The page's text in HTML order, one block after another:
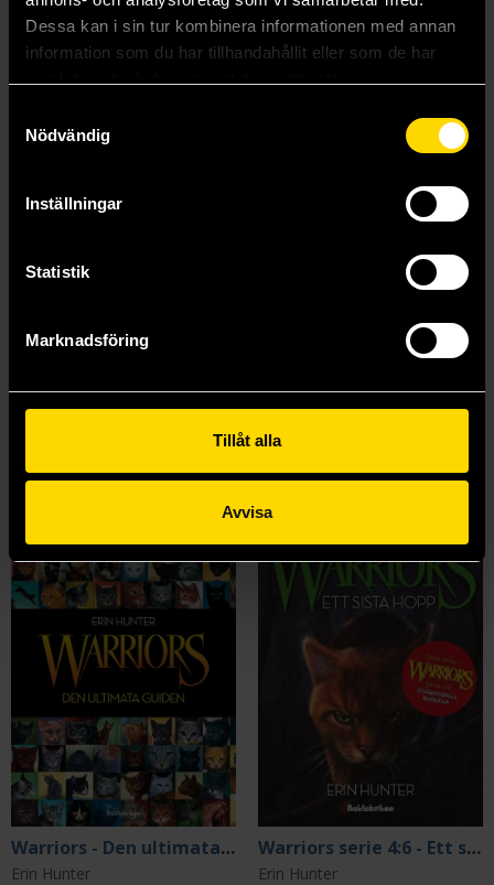
Dessa kan i sin tur kombinera informationen med annan
information som du har tillhandahållit eller som de har
Nödvändig
Inställningar
Statistik
Marknadsföring
Tillåt alla
Avvisa
179 kr
Warriors Graphic Novel 4 The New Prophecy, Part One of Three
Visa alla delar och format
Mer från Erin Hunter
Warriors - Den ultimata guiden
Erin Hunter
Warriors serie 4:6 - Ett sista hopp
Erin Hunter